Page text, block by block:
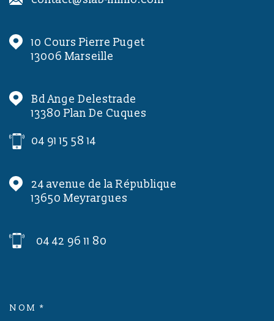
10 Cours Pierre Puget
13006
Marseille
Bd Ange Delestrade
13380
Plan De Cuques
04 91 15 58 14
24 avenue de la République
13650
Meyrargues
04 42 96 11 80
NOM *